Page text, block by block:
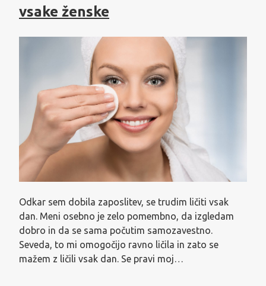
vsake ženske
Odkar sem dobila zaposlitev, se trudim ličiti vsak
dan. Meni osebno je zelo pomembno, da izgledam
dobro in da se sama počutim samozavestno.
Seveda, to mi omogočijo ravno ličila in zato se
mažem z ličili vsak dan. Se pravi moj…